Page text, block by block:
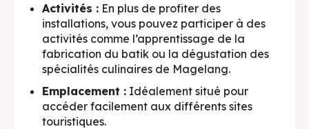
Activités : En plus de profiter des
installations, vous pouvez participer à des
activités comme l’apprentissage de la
fabrication du batik ou la dégustation des
spécialités culinaires de Magelang.
Emplacement : Idéalement situé pour
accéder facilement aux différents sites
touristiques.